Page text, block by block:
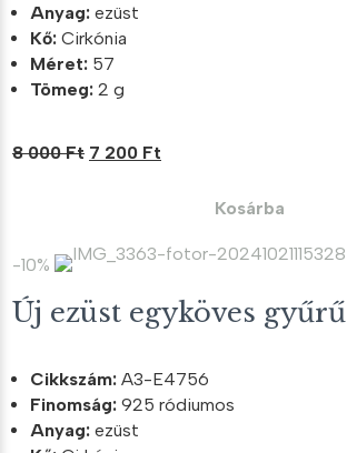
Anyag: ezüst
Kő: Cirkónia
Méret: 57
Tömeg: 2 g
8 000Ft Original
000 Ft.
7 200 Ft
200 Ft.
Kosárba
-10%
Új ezüst egyköves gyűrű
Cikkszám: A3-E4756
Finomság: 925 ródiumos
Anyag: ezüst